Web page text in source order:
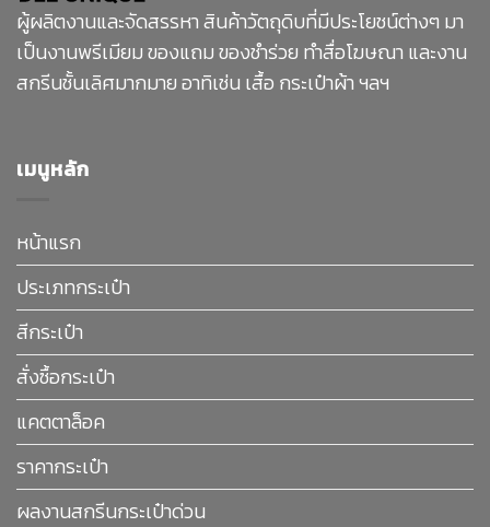
ผู้ผลิตงานและจัดสรรหา สินค้าวัตถุดิบที่มีประโยชน์ต่างๆ มา
เป็นงานพรีเมียม ของแถม ของชำร่วย ทำสื่อโฆษณา และงาน
สกรีนชั้นเลิศมากมาย อาทิเช่น เสื้อ กระเป๋าผ้า ฯลฯ
เมนูหลัก
หน้าแรก
ประเภทกระเป๋า
สีกระเป๋า
สั่งซื้อกระเป๋า
แคตตาล็อค
ราคากระเป๋า
ผลงานสกรีนกระเป๋าด่วน